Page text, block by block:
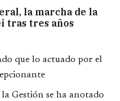
la marcha de la
tras tres años
que lo actuado por el
Gestión se ha anotado